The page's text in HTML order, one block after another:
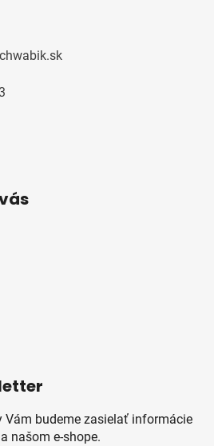
Vám budeme zasielať informácie
našom e-shope.